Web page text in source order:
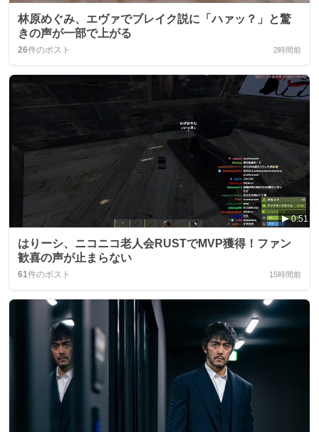
林原めぐみ、エヴァでブレイク説に「ハァッ？」と驚
きの声が一部で上がる
26件のポスト 2時間前
0:51
はりーシ、ニコニコ老人会RUSTでMVP獲得！ファン
歓喜の声が止まらない
61件のポスト 15時間前